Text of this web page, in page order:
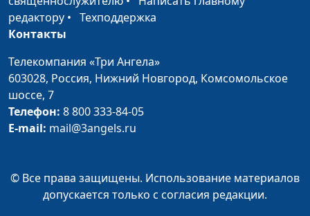
служение людям
руководитель центра
Успешный человек:
карьера и финансы
Юлия Уткина, Виталий
Пилипенко,
здоровья
Успешный человек:
редактору • Техподдержка
Контакты
Телекомпания «Три Ангела»
603028, Россия, Нижний Новгород, Комсомольское
шоссе, 7
Телефон: 8 800 333-84-05
E-mail: mail@3angels.ru
© Все права защищены. Использование материалов
допускается только с согласия редакции.